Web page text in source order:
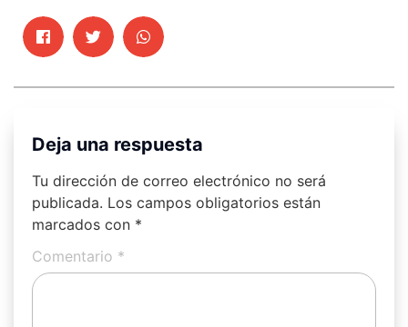
Deja una respuesta
Tu dirección de correo electrónico no será
publicada. Los campos obligatorios están
marcados con *
Comentario *